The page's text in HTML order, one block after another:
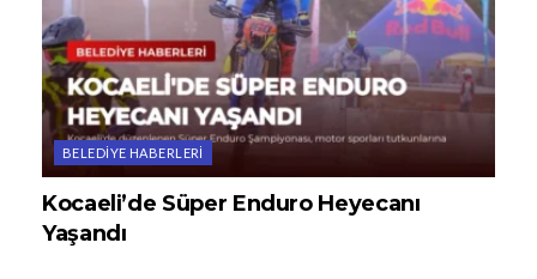
BELEDIYE HABERLERI
Kocaeli’de Süper Enduro Heyecanı
Yaşandı